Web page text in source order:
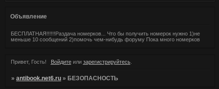
Объявление
БЕСПЛАТНАЯ!!!!!!Раздача номерков... Что бы получить номерок нужно 1)не
меньше 10 сообщений 2)помочь чем-нибудь форуму Пока много номерков
Привет, Гость! Войдитеили зарегистрируйтесь.
»antibook.net6.ru » БЕЗОПАСНОСТЬ